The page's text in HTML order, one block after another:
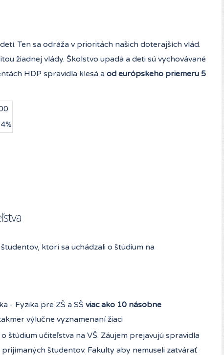
Ten sa odráža v prioritách našich doterajších vlád.
žiadnej vlády. Školstvo upadá a deti sú vychovávané
HDP spravidla klesá a od európskeho priemeru 5
ktorí sa uchádzali o štúdium na
- Fyzika pre ZŠ a SŠ viac ako 10 násobne
výlučne vyznamenaní žiaci
učiteľstva na VŠ. Záujem prejavujú spravidla
študentov. Fakulty aby nemuseli zatvárať